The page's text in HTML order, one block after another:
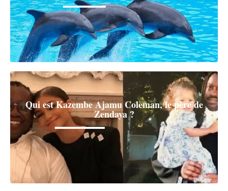
Qui est Kazembe Ajamu Coleman, le père de
Zendaya ?